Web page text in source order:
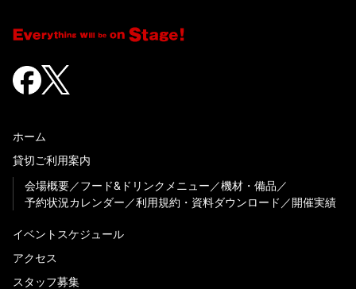
ホーム
貸切ご利用案内
会場概要
フード&ドリンクメニュー
機材・備品
予約状況カレンダー
利用規約・資料ダウンロード 開催実績
イベントスケジュール
アクセス
スタッフ募集